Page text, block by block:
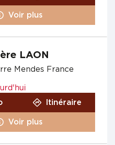
Voir plus
LAON
Mendes France
Itinéraire
Voir plus